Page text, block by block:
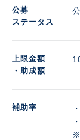
公募
ステータス
上限金額
・助成額
補助率
※